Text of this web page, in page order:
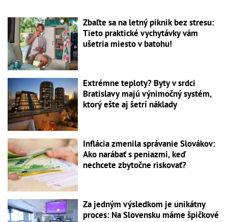
Zbaľte sa na letný piknik bez stresu:
Tieto praktické vychytávky vám
ušetria miesto v batohu!
Extrémne teploty? Byty v srdci
Bratislavy majú výnimočný systém,
ktorý ešte aj šetrí náklady
Inflácia zmenila správanie Slovákov:
Ako narábať s peniazmi, keď
nechcete zbytočne riskovať?
Za jedným výsledkom je unikátny
proces: Na Slovensku máme špičkové